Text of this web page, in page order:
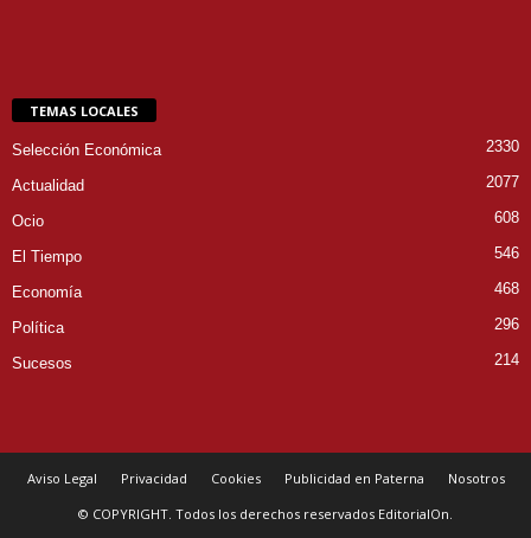
TEMAS LOCALES
Selección Económica 2330
Actualidad 2077
Ocio 608
El Tiempo 546
Economía 468
Política 296
Sucesos 214
Aviso Legal Privacidad Cookies Publicidad en Paterna
Nosotros
© COPYRIGHT. Todos los derechos reservados EditorialOn.